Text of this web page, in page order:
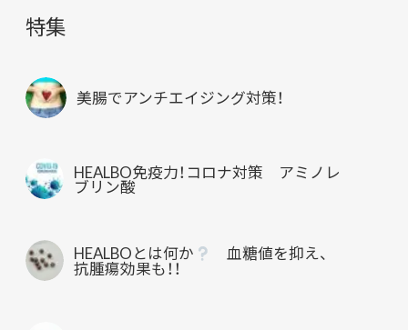
特集
美腸でアンチエイジング対策！
HEALBO免疫力！コロナ対策 アミノレ
ブリン酸
HEALBOとは何か 血糖値を抑え、
抗腫瘍効果も！！